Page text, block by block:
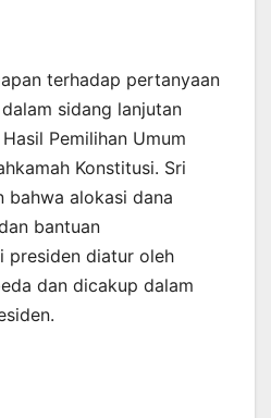
terhadap pertanyaan
sidang lanjutan
Pemilihan Umum
Konstitusi. Sri
bahwa alokasi dana
bantuan
presiden diatur oleh
dan dicakup dalam